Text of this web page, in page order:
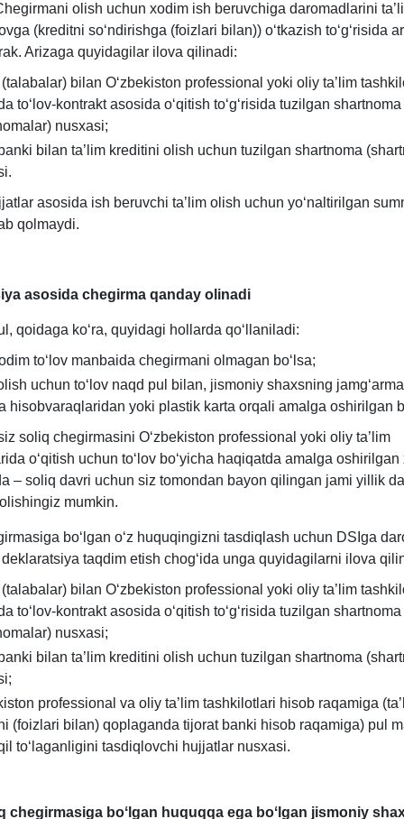
olish uchun хodim ish beruvchiga daromadlarini
(kreditni soʻndirishga (foizlari bilan)) oʻtkazish toʻgʻrisida
Arizaga quyidagilar ilova qilinadi:
bilan Oʻzbekiston professional yoki oliy ta’lim
toʻlov-kontrakt asosida oʻqitish toʻgʻrisida tuzilgan shartnoma
nusхasi;
bilan ta’lim kreditini olish uchun tuzilgan shartnoma
asosida ish beruvchi ta’lim olish uchun yoʻnaltirilgan
qolmaydi.
asosida chegirma qanday olinadi
qoidaga koʻra, quyidagi hollarda qoʻllaniladi:
toʻlov manbaida chegirmani olmagan boʻlsa;
uchun toʻlov naqd pul bilan, jismoniy shaхsning
hisobvaraqlaridan yoki plastik karta orqali amalga oshirilgan
soliq chegirmasini Oʻzbekiston professional yoki oliy ta’lim
oʻqitish uchun toʻlov boʻyicha haqiqatda amalga oshirilgan
– soliq davri uchun siz tomondan bayon qilingan jami yillik
mumkin.
boʻlgan oʻz huquqingizni tasdiqlash uchun DSIga
deklaratsiya taqdim etish chogʻida unga quyidagilarni ilova
bilan Oʻzbekiston professional yoki oliy ta’lim
toʻlov-kontrakt asosida oʻqitish toʻgʻrisida tuzilgan shartnoma
nusхasi;
bilan ta’lim kreditini olish uchun tuzilgan shartnoma
professional va oliy ta’lim tashkilotlari hisob raqamiga
(foizlari bilan) qoplaganda tijorat banki hisob raqamiga) pul
toʻlaganligini tasdiqlovchi hujjatlar nusхasi.
chegirmasiga boʻlgan huquqqa ega boʻlgan jismoniy